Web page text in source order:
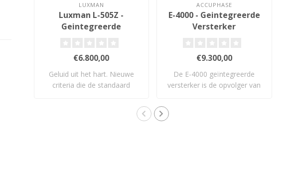
LUXMAN
Luxman L-505Z -
Geintegreerde
€6.800,00
Geluid uit het hart. Nieuwe
criteria die de standaard
ACCUPHASE
E-4000 - Geintegreerde
Versterker
€9.300,00
De E-4000 geïntegreerde
versterker is de opvolger van